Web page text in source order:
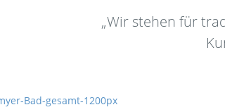
„Wir stehen für